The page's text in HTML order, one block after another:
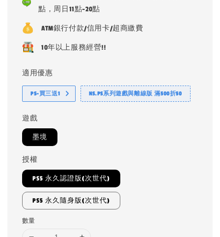
點，周日11點-20點
ATM銀行付款/信用卡/超商繳費
10年以上服務經營!!
適用優惠
PS-買三送1 NS.PS系列遊戲與離線版 滿500折50
遊戲
墨境
授權
PS5 永久認證版(次世代)
PS5 永久隨身版(次世代)
數量